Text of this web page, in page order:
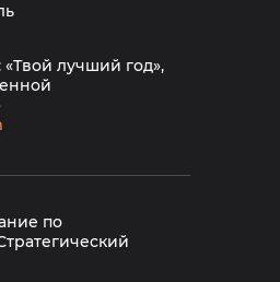
«Твой лучший год»,
по